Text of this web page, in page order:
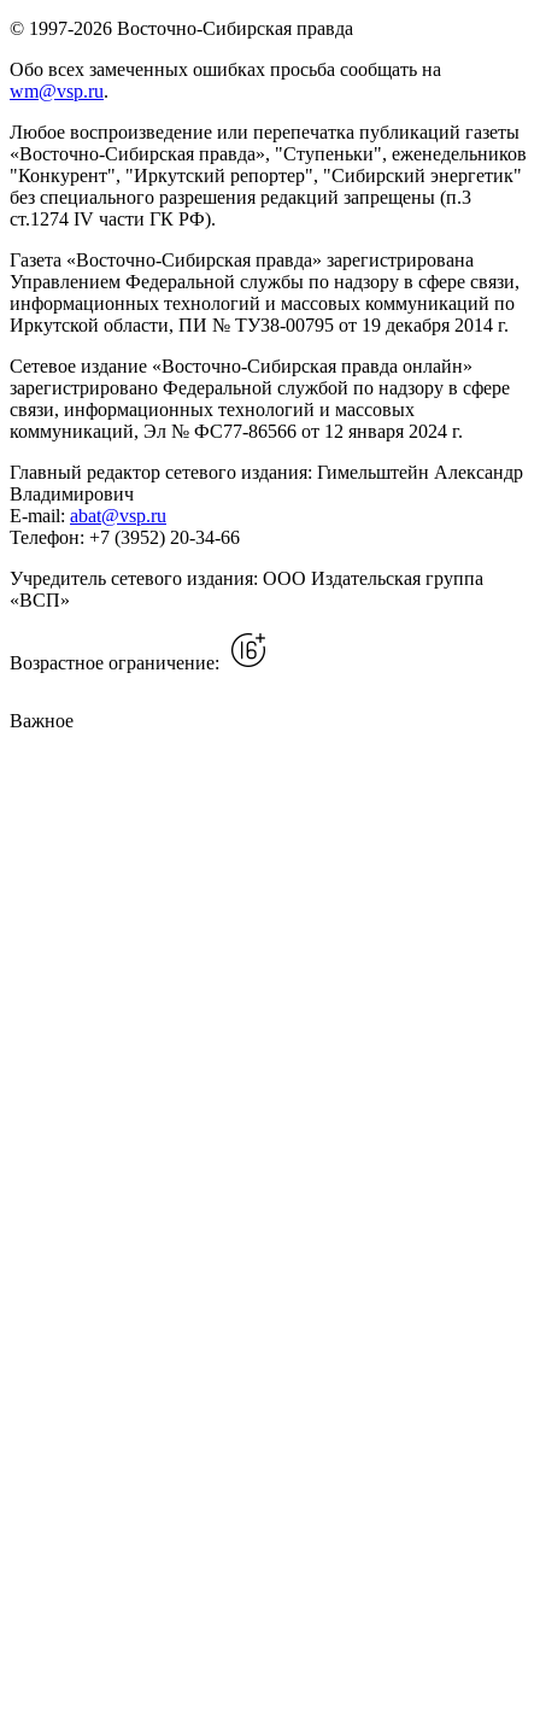
© 1997-2026 Восточно-Сибирская правда
Обо всех замеченных ошибках просьба сообщать на
wm@vsp.ru.
Любое воспроизведение или перепечатка публикаций газеты
«Восточно-Сибирская правда», "Ступеньки", еженедельников
"Конкурент", "Иркутский репортер", "Сибирский энергетик"
без специального разрешения редакций запрещены (п.3
ст.1274 IV части ГК РФ).
Газета «Восточно-Сибирская правда» зарегистрирована
Управлением Федеральной службы по надзору в сфере связи,
информационных технологий и массовых коммуникаций по
Иркутской области, ПИ № ТУ38-00795 от 19 декабря 2014 г.
Сетевое издание «Восточно-Сибирская правда онлайн»
зарегистрировано Федеральной службой по надзору в сфере
связи, информационных технологий и массовых
коммуникаций, Эл № ФС77-86566 от 12 января 2024 г.
Главный редактор сетевого издания: Гимельштейн Александр
Владимирович
E-mail: abat@vsp.ru
Телефон: +7 (3952) 20-34-66
Учредитель сетевого издания: ООО Издательская группа
«ВСП»
Возрастное ограничение:
Важное